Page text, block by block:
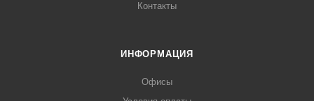
Контакты
ИНФОРМАЦИЯ
Офисы